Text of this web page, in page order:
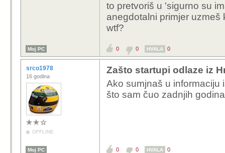
to pretvoriš u 'sigurno su
anegdotalni primjer uzmeš
wtf?
Moj PC 0 0 HVALA 0
srco1978
16 godina
OFFLINE
Zašto startupi odlaze iz
Ako sumjnaš u informaciju
što sam čuo zadnjih
Moj PC 0 0 HVALA 0